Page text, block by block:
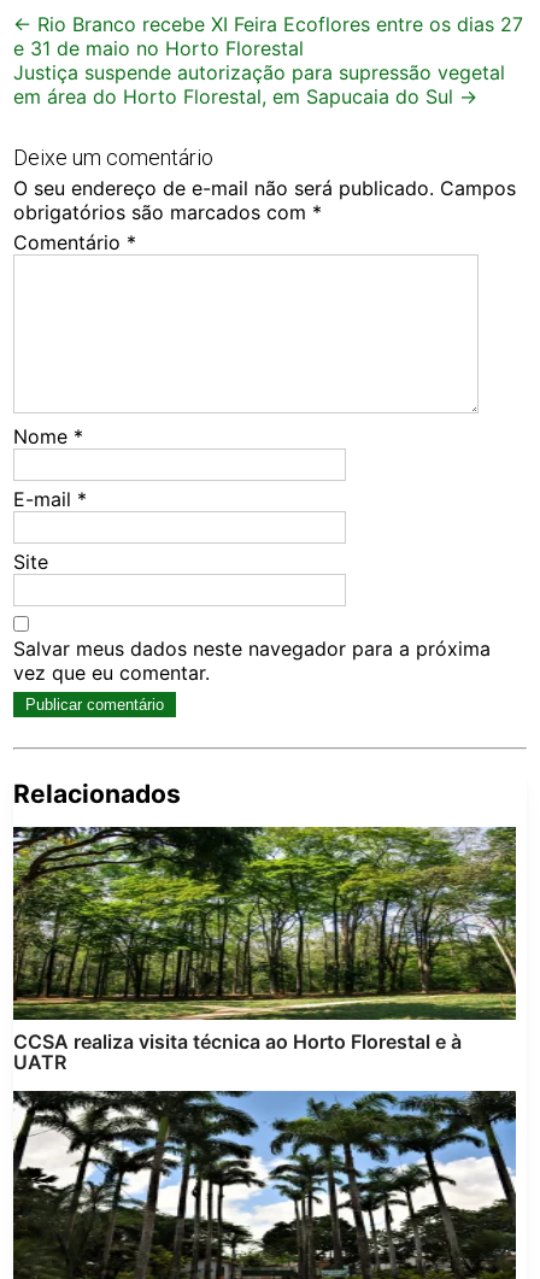
Post
navigation
← Rio Branco recebe XI Feira Ecoflores entre os dias 27
e 31 de maio no Horto Florestal
Justiça suspende autorização para supressão vegetal
em área do Horto Florestal, em Sapucaia do Sul →
Deixe um comentário
O seu endereço de e-mail não será publicado. Campos
obrigatórios são marcados com *
Comentário *
Nome *
E-mail *
Site
Salvar meus dados neste navegador para a próxima
vez que eu comentar.
Relacionados
CCSA realiza visita técnica ao Horto Florestal e à
UATR